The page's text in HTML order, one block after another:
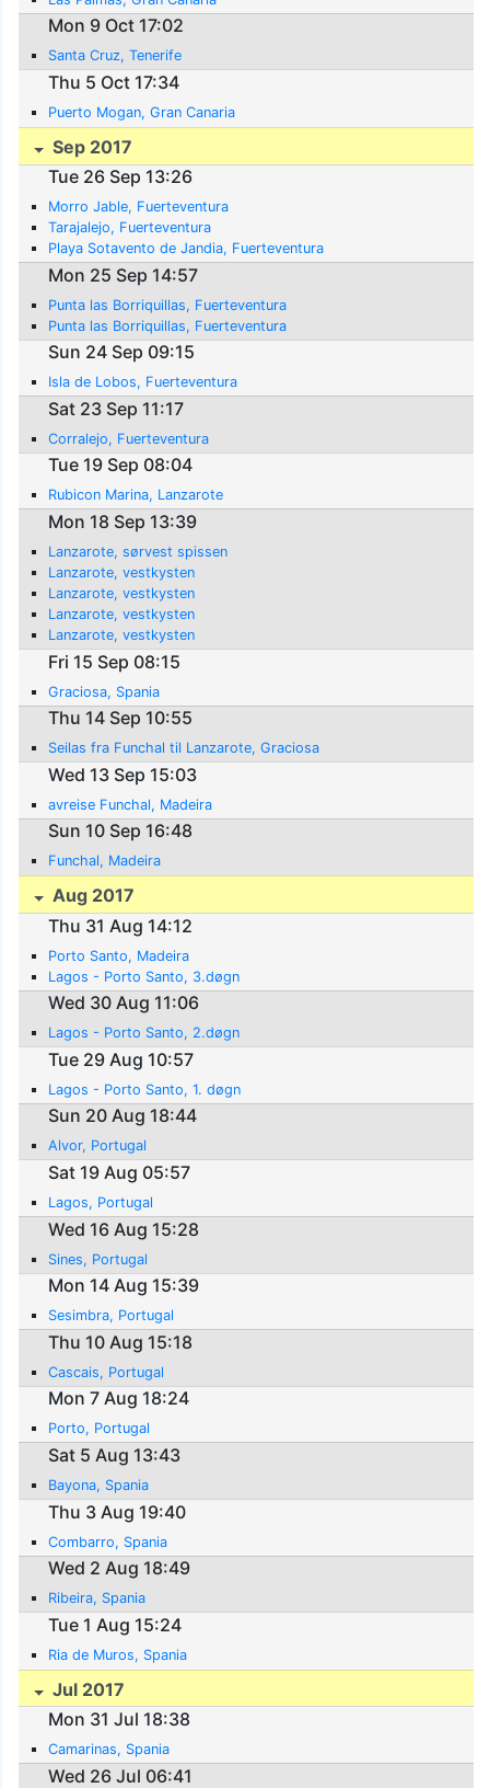
Mon 9 Oct 17:02
Santa Cruz, Tenerife
Thu 5 Oct 17:34
Puerto Mogan, Gran Canaria
Sep 2017
Tue 26 Sep 13:26
Morro Jable, Fuerteventura
Tarajalejo, Fuerteventura
Playa Sotavento de Jandia, Fuerteventura
Mon 25 Sep 14:57
Punta las Borriquillas, Fuerteventura
Punta las Borriquillas, Fuerteventura
Sun 24 Sep 09:15
Isla de Lobos, Fuerteventura
Sat 23 Sep 11:17
Corralejo, Fuerteventura
Tue 19 Sep 08:04
Rubicon Marina, Lanzarote
Mon 18 Sep 13:39
Lanzarote, sørvest spissen
Lanzarote, vestkysten
Lanzarote, vestkysten
Lanzarote, vestkysten
Lanzarote, vestkysten
Fri 15 Sep 08:15
Graciosa, Spania
Thu 14 Sep 10:55
Seilas fra Funchal til Lanzarote, Graciosa
Wed 13 Sep 15:03
avreise Funchal, Madeira
Sun 10 Sep 16:48
Funchal, Madeira
Aug 2017
Thu 31 Aug 14:12
Porto Santo, Madeira
Lagos - Porto Santo, 3.døgn
Wed 30 Aug 11:06
Lagos - Porto Santo, 2.døgn
Tue 29 Aug 10:57
Lagos - Porto Santo, 1. døgn
Sun 20 Aug 18:44
Alvor, Portugal
Sat 19 Aug 05:57
Lagos, Portugal
Wed 16 Aug 15:28
Sines, Portugal
Mon 14 Aug 15:39
Sesimbra, Portugal
Thu 10 Aug 15:18
Cascais, Portugal
Mon 7 Aug 18:24
Porto, Portugal
Sat 5 Aug 13:43
Bayona, Spania
Thu 3 Aug 19:40
Combarro, Spania
Wed 2 Aug 18:49
Ribeira, Spania
Tue 1 Aug 15:24
Ria de Muros, Spania
Jul 2017
Mon 31 Jul 18:38
Camarinas, Spania
Wed 26 Jul 06:41